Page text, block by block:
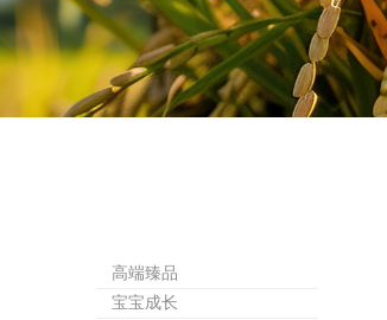
高端臻品
宝宝成长